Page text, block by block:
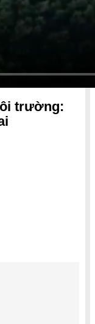
trường: